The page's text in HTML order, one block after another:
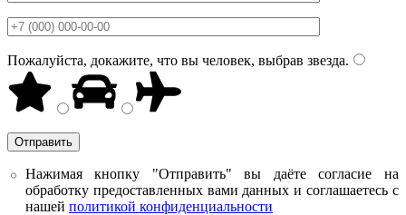
Пожалуйста, докажите, что вы человек, выбрав звезда.
Нажимая кнопку "Отправить" вы даёте согласие на
обработку предоставленных вами данных и соглашаетесь с
нашей политикой конфиденциальности